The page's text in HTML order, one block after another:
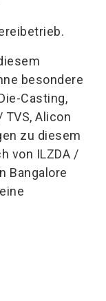
besondere
Casting,
TVS, Alicon
zu diesem
von ILZDA /
Bangalore